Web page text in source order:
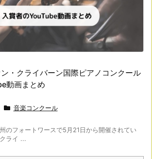
ン・クライバーン国際ピアノコンクール
動画まとめ
音楽コンクール
のフォートワースで5月21日から開催されてい
ライ ...